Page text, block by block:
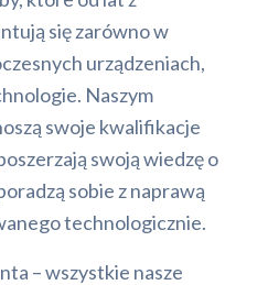
się zarówno w
urządzeniach,
Naszym
swoje kwalifikacje
swoją wiedzę o
sobie z naprawą
technologicznie.
– wszystkie nasze